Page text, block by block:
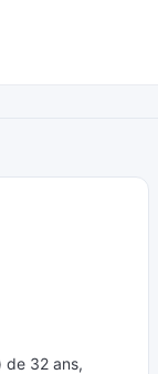
de 32 ans,